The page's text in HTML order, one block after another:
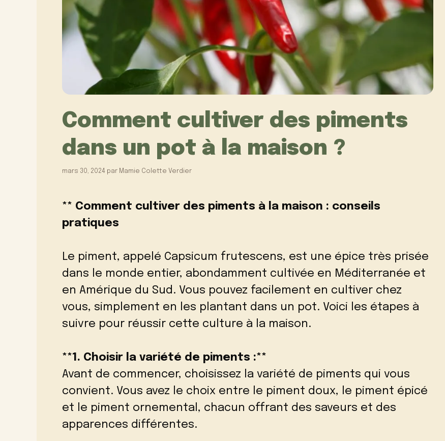
Comment cultiver des piments
dans un pot à la maison ?
mars 30, 2024 par Mamie Colette Verdier
** Comment cultiver des piments à la maison : conseils
pratiques
Le piment, appelé Capsicum frutescens, est une épice très prisée
dans le monde entier, abondamment cultivée en Méditerranée et
en Amérique du Sud. Vous pouvez facilement en cultiver chez
vous, simplement en les plantant dans un pot. Voici les étapes à
suivre pour réussir cette culture à la maison.
**1. Choisir la variété de piments :**
Avant de commencer, choisissez la variété de piments qui vous
convient. Vous avez le choix entre le piment doux, le piment épicé
et le piment ornemental, chacun offrant des saveurs et des
apparences différentes.